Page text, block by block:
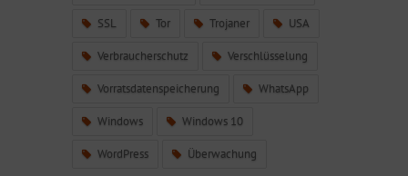
SSL Tor Trojaner USA
Verbraucherschutz Verschlüsselung
Vorratsdatenspeicherung WhatsApp
Windows Windows 10
WordPress Überwachung